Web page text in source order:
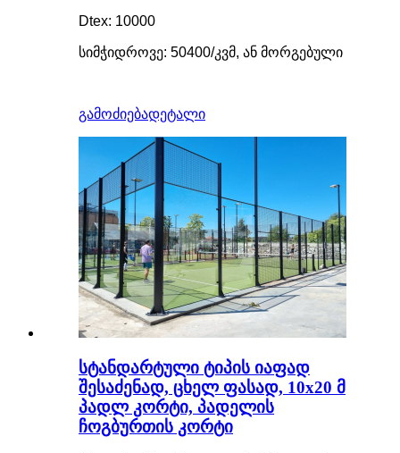
Dtex: 10000
სიმჭიდროვე: 50400/კვმ, ან მორგებული
გამოძიებადეტალი
სტანდარტული ტიპის იაფად
შესაძენად, ცხელ ფასად, 10x20 მ
პადლ კორტი, პადელის
ჩოგბურთის კორტი